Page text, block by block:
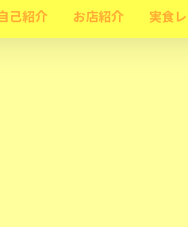
己紹介 お店紹介 実食